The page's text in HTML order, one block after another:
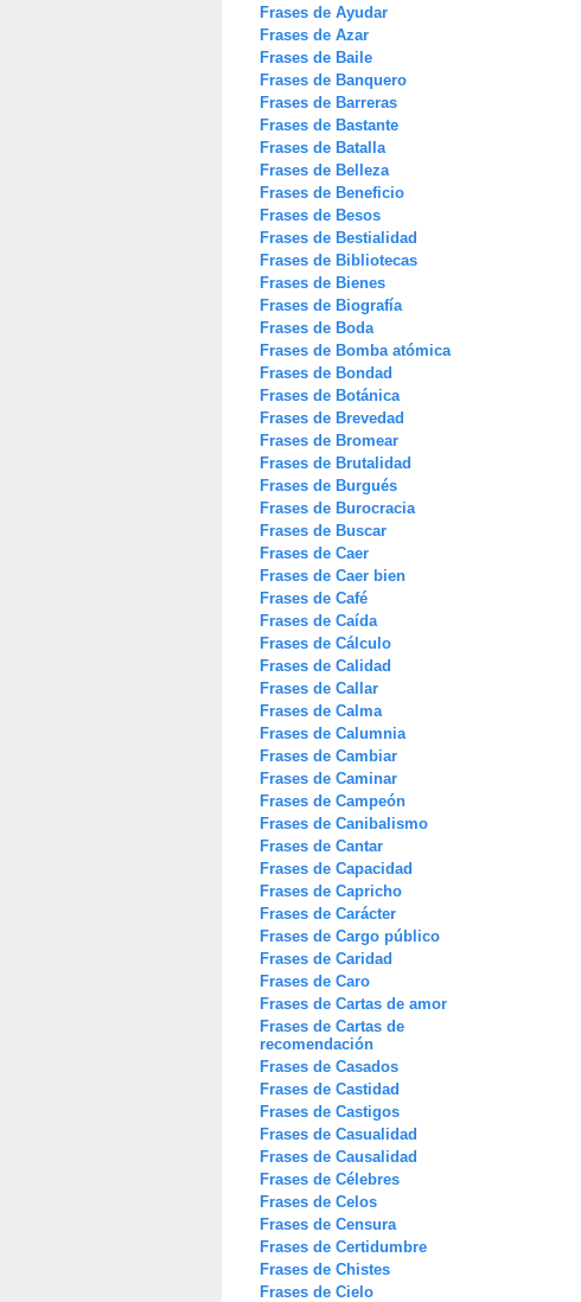
Frases de Ayudar
Frases de Azar
Frases de Baile
Frases de Banquero
Frases de Barreras
Frases de Bastante
Frases de Batalla
Frases de Belleza
Frases de Beneficio
Frases de Besos
Frases de Bestialidad
Frases de Bibliotecas
Frases de Bienes
Frases de Biografía
Frases de Boda
Frases de Bomba atómica
Frases de Bondad
Frases de Botánica
Frases de Brevedad
Frases de Bromear
Frases de Brutalidad
Frases de Burgués
Frases de Burocracia
Frases de Buscar
Frases de Caer
Frases de Caer bien
Frases de Café
Frases de Caída
Frases de Cálculo
Frases de Calidad
Frases de Callar
Frases de Calma
Frases de Calumnia
Frases de Cambiar
Frases de Caminar
Frases de Campeón
Frases de Canibalismo
Frases de Cantar
Frases de Capacidad
Frases de Capricho
Frases de Carácter
Frases de Cargo público
Frases de Caridad
Frases de Caro
Frases de Cartas de amor
Frases de Cartas de
recomendación
Frases de Casados
Frases de Castidad
Frases de Castigos
Frases de Casualidad
Frases de Causalidad
Frases de Célebres
Frases de Celos
Frases de Censura
Frases de Certidumbre
Frases de Chistes
Frases de Cielo